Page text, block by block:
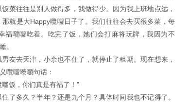
菜往往是别人做得多，我做得少。因为我上班地点远，
就是大Happy囕囖日子了。我们往往会去买很多菜，每
福囕囖吃着。吃完了饭，她们会打麻将玩牌，我因为不
。
友去天津，小余也不住了，就停止了租期。现在想来，
囕囖嚟嚠句话：
饭，你们真是有福了！”
了多久？半年？还是九个月？具体时间我也不记得了。